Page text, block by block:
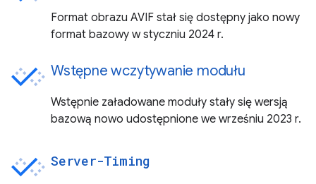
Format obrazu AVIF stał się dostępny jako nowy
format bazowy w styczniu 2024 r.
Wstępne wczytywanie modułu
Wstępnie załadowane moduły stały się wersją
bazową nowo udostępnione we wrześniu 2023 r.
Server-Timing